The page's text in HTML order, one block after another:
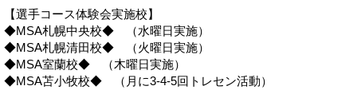
【選手コース体験会実施校】
◆MSA札幌中央校◆ （水曜日実施）
◆MSA札幌清田校◆ （火曜日実施）
◆MSA室蘭校◆ （木曜日実施）
◆MSA苫小牧校◆ （月に3-4-5回トレセン活動）